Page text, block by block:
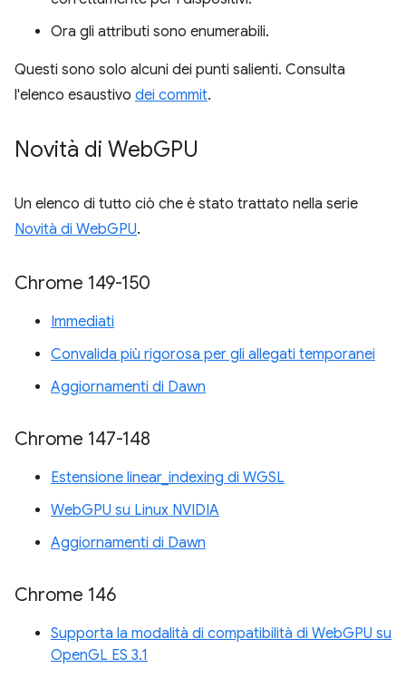
Ora gli attributi sono enumerabili.
Questi sono solo alcuni dei punti salienti. Consulta
l'elenco esaustivo dei commit.
Novità di WebGPU
Un elenco di tutto ciò che è stato trattato nella serie
Novità di WebGPU.
Chrome 149-150
Immediati
Convalida più rigorosa per gli allegati temporanei
Aggiornamenti di Dawn
Chrome 147-148
Estensione linear_indexing di WGSL
WebGPU su Linux NVIDIA
Aggiornamenti di Dawn
Chrome 146
Supporta la modalità di compatibilità di WebGPU su
OpenGL ES 3.1